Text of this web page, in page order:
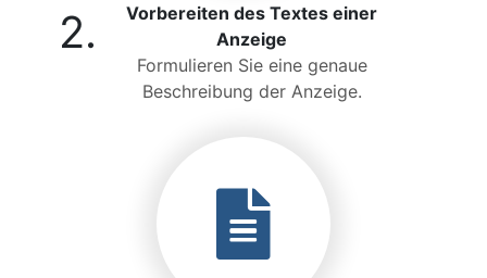
2.
Vorbereiten des Textes einer
Anzeige
Formulieren Sie eine genaue
Beschreibung der Anzeige.